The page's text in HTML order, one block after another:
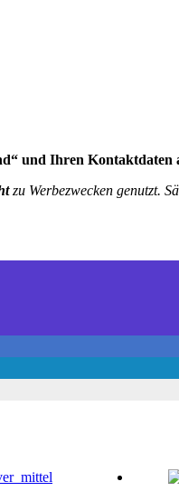
und Ihren Kontaktdaten
zu Werbezwecken genutzt.